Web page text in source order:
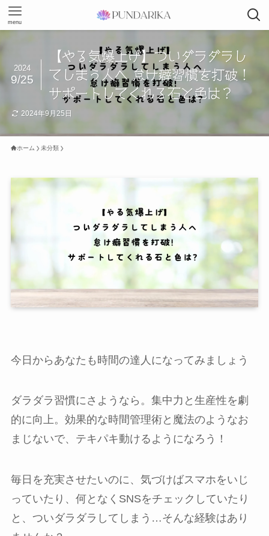
menu
【やる気爆上げ】ついダラダラし
てしまう人へ 怠け癖習慣を打破！
サポートしてくれる石と色は？
2024
9/25
2024年9月25日
ホーム 未分類
今日からあなたも時間の達人になってみましょう
ダラダラ習慣にさようなら。集中力と生産性を劇
的に向上。効果的な時間管理術と魔法のようなお
まじないで、テキパキ動けるようになろう！
毎日を充実させたいのに、気づけばスマホをいじ
っていたり、何となくSNSをチェックしていたり
と、ついダラダラしてしまう…そんな経験はあり